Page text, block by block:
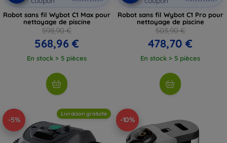
Robot sans fil Wybot C1 Max pour
nettoyage de piscine
598,90 €
568,96 €
En stock > 5 pièces
Robot sans fil Wybot C1 Pro pour
nettoyage de piscine
503,90 €
478,70 €
En stock > 5 pièces
-5%
Livraison gratuite
-10%